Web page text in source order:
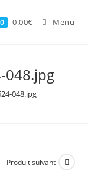
0 0.00€ Menu
048.jpg
048.jpg
Produit suivant